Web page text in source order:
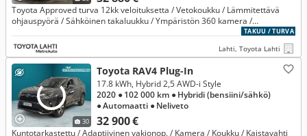
Toyota Approved turva 12kk veloituksetta / Vetokoukku / Lämmitettävä
ohjauspyörä / Sähköinen takaluukku / Ympäristön 360 kamera /
Automaattiset kaukovalot / Smart Entry -avaimeton sisäänkäyntiTAKUU / TURVA
Lahti, Toyota Lahti
30
Toyota RAV4 Plug-In
32 900 €
17.8 kWh, Hybrid 2,5 AWD-i Style
2020 ● 102 000 km ● Hybridi (bensiini/sähkö)
● Automaatti ● Neliveto
Kuntotarkastettu / Adaptiivinen vakionop. / Kamera / Koukku / Kaistavahti